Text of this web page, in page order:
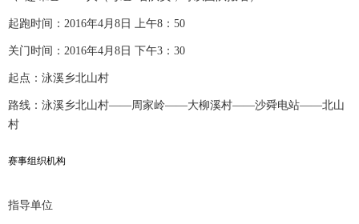
起跑时间：2016年4月8日 上午8：50
关门时间：2016年4月8日 下午3：30
起点：泳溪乡北山村
路线：泳溪乡北山村——周家岭——大柳溪村——沙舜电站——北山
村
赛事组织机构
指导单位